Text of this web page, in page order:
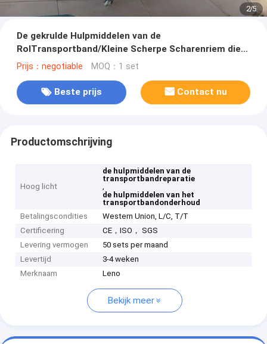
2/5
De gekrulde Hulpmiddelen van de
RolTransportband/Kleine Scherpe Scharenriem die
Hulpmiddel rijgen
Prijs：negotiable MOQ：1 set
Beste prijs Contact nu
Productomschrijving
Hoog licht
de hulpmiddelen van de
transportbandreparatie
,
de hulpmiddelen van het
transportbandonderhoud
Betalingscondities
Western Union, L/C, T/T
Certificering
CE，ISO， SGS
Levering vermogen
50 sets per maand
Levertijd
3-4 weken
Merknaam
Leno
Bekijk meer